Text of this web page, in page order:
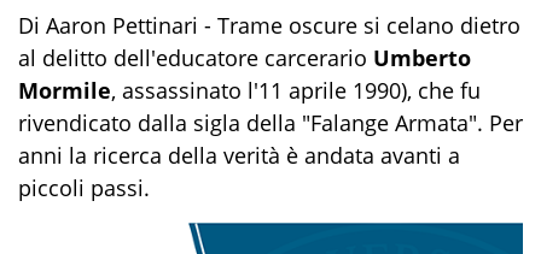
Di Aaron Pettinari - Trame oscure si celano dietro
al delitto dell'educatore carcerario Umberto
Mormile, assassinato l'11 aprile 1990), che fu
rivendicato dalla sigla della "Falange Armata". Per
anni la ricerca della verità è andata avanti a
piccoli passi.